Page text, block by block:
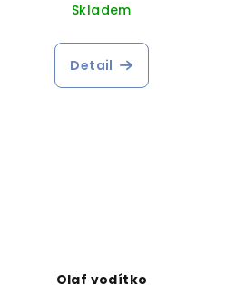
Skladem
Detail
Olaf vodítko